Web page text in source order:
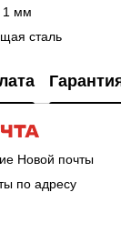
1 мм
сталь
Новой почты
по адресу